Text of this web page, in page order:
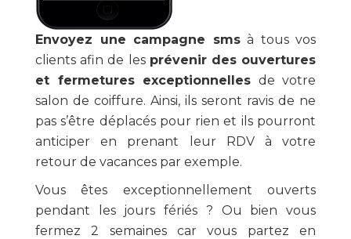
Envoyez une campagne smsà tous vos
clients afin de les prévenir des ouvertures
et fermetures exceptionnelles de votre
salon de coiffure. Ainsi, ils seront ravis de ne
pas s’être déplacés pour rien et ils pourront
anticiper en prenant leur RDV à votre
retour de vacances par exemple.
Vous êtes exceptionnellement ouverts
pendant les jours fériés ? Ou bien vous
fermez 2 semaines car vous partez en